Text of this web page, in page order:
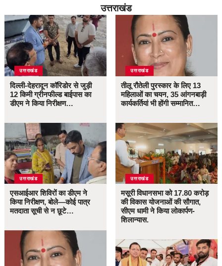
उत्तराखंड
उत्तराखंड
दिल्ली-देहरादून कॉरिडोर से जुड़ी
12 किमी ग्रीनफील्ड बाईपास का
डीएम ने किया निरीक्षण…
उत्तराखंड
एसआईआर शिविरों का डीएम ने
किया निरीक्षण, बोले—कोई पात्र
मतदाता सूची से न छूटे…
उत्तराखंड
तीलू रौतेली पुरस्कार के लिए 13
महिलाओं का चयन, 35 आंगनबाड़ी
कार्यकर्तियां भी होंगी सम्मानित…
उत्तराखंड
मसूरी विधानसभा को 17.80 करोड़
की विकास योजनाओं की सौगात,
सीएम धामी ने किया लोकार्पण-
शिलान्यास.